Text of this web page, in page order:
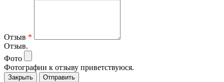
Отзыв *
Отзыв.
Фото
Фотографии к отзыву приветствуюся.
Закрыть Отправить